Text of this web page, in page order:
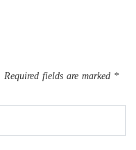
Required fields are marked *